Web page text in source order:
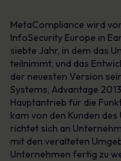
MetaCompliance wird
InfoSecurity Europe in
siebte Jahr, in dem das
teilnimmt, und das
der neuesten Version
Systems, Advantage
Hauptantrieb für die
kam von den Kunden
richtet sich an
mit den veralteten
Unternehmen fertig zu